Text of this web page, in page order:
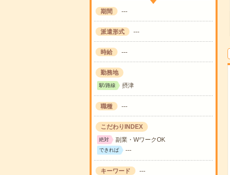
期間 ---
派遣形式 ---
時給 ---
勤務地
駅/路線 摂津
職種 ---
こだわりINDEX
絶対 副業・WワークOK
できれば ---
キーワード ---